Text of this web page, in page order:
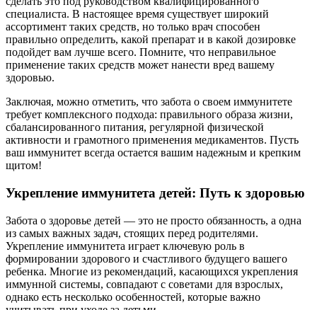
специалиста. В настоящее время существует широкий
ассортимент таких средств, но только врач способен
правильно определить, какой препарат и в какой дозировке
подойдет вам лучше всего. Помните, что неправильное
применение таких средств может нанести вред вашему
здоровью.
Заключая, можно отметить, что забота о своем иммунитете
требует комплексного подхода: правильного образа жизни,
сбалансированного питания, регулярной физической
активности и грамотного применения медикаментов. Пусть
ваш иммунитет всегда остается вашим надежным и крепким
щитом!
Укрепление иммунитета детей: Путь к здоровью
Забота о здоровье детей — это не просто обязанность, а одна
из самых важных задач, стоящих перед родителями.
Укрепление иммунитета играет ключевую роль в
формировании здорового и счастливого будущего вашего
ребенка. Многие из рекомендаций, касающихся укрепления
иммунной системы, совпадают с советами для взрослых,
однако есть несколько особенностей, которые важно